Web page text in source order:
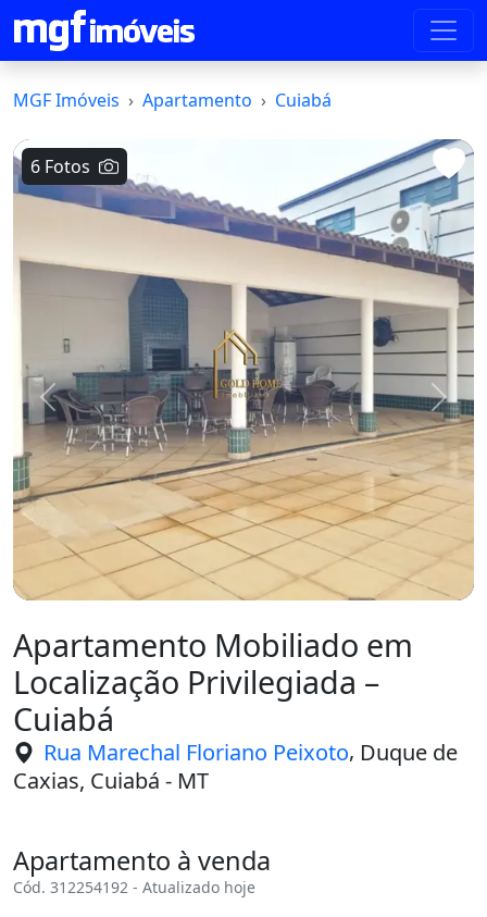
MGF Imóveis Apartamento Cuiabá
6 Fotos
Voltar
Apartamento Mobiliado em
Localização Privilegiada –
Cuiabá
Rua Marechal Floriano Peixoto, Duque de
Caxias, Cuiabá - MT
Apartamento à venda
Cód. 312254192 - Atualizado hoje